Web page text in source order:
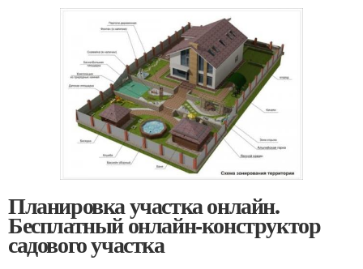
Планировка участка онлайн.
Бесплатный онлайн-конструктор
садового участка